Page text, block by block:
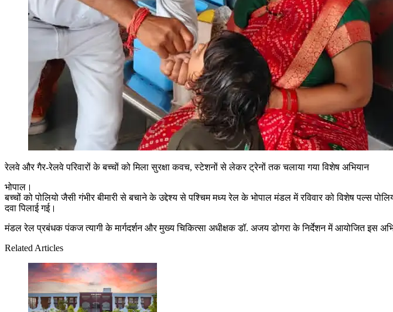
रेलवे और गैर-रेलवे परिवारों के बच्चों को मिला सुरक्षा कवच, स्टेशनों से लेकर ट्रेनों तक चलाया गया विशेष अभियान
भोपाल।
बच्चों को पोलियो जैसी गंभीर बीमारी से बचाने के उद्देश्य से पश्चिम मध्य रेल के भोपाल मंडल में रविवार को विशेष पल्स
दवा पिलाई गई।
मंडल रेल प्रबंधक पंकज त्यागी के मार्गदर्शन और मुख्य चिकित्सा अधीक्षक डॉ. अजय डोगरा के निर्देशन में आयोजित इस
Related Articles